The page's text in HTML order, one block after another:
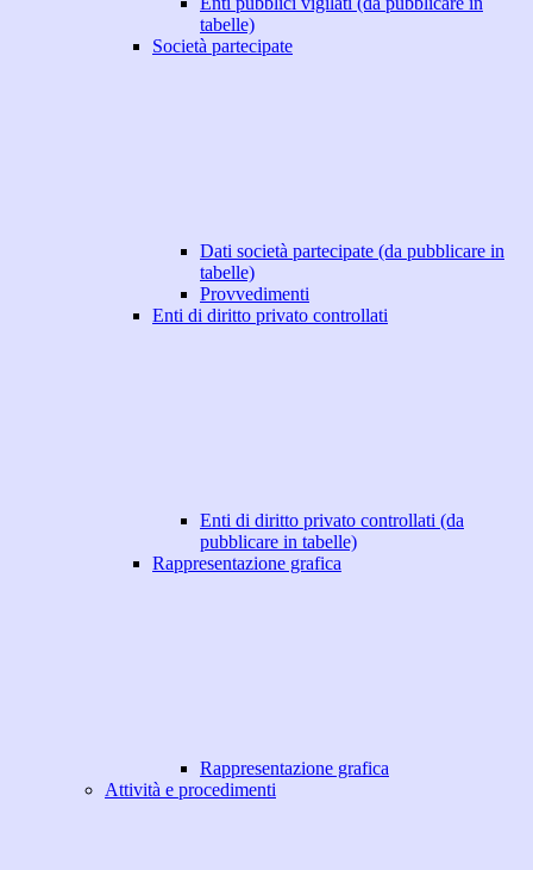
tabelle)
Società partecipate
Dati società partecipate (da pubblicare in
tabelle)
Provvedimenti
Enti di diritto privato controllati
Enti di diritto privato controllati (da
pubblicare in tabelle)
Rappresentazione grafica
Rappresentazione grafica
Attività e procedimenti